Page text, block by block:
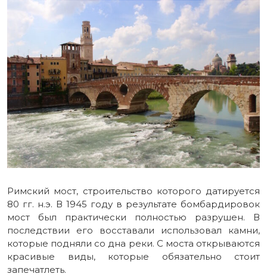
Римский мост, строительство которого датируется
80 гг. н.э. В 1945 году в результате бомбардировок
мост был практически полностью разрушен. В
последствии его восставали использовал камни,
которые подняли со дна реки. С моста открываются
красивые виды, которые обязательно стоит
запечатлеть.